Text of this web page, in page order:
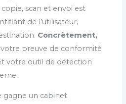
scan et envoi est
de l’utilisateur,
Concrètement,
preuve de conformité
votre outil de détection
gagne un cabinet